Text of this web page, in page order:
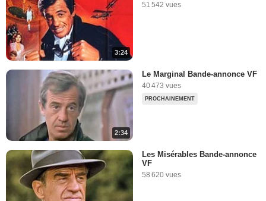
3:24
51 542 vues
2:34
Le Marginal Bande-annonce VF
40 473 vues
PROCHAINEMENT
Les Misérables Bande-annonce
VF
58 620 vues